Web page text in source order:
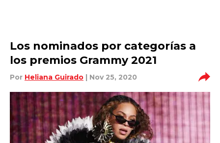
Los nominados por categorías a
los premios Grammy 2021
Por Heliana Guirado | Nov 25, 2020